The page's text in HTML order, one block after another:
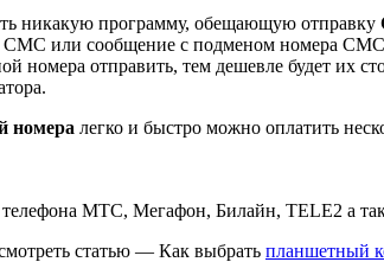
никакую программу, обещающую отправку
или сообщение с подменом номера СМС
номера отправить, тем дешевле будет их
номера легко и быстро можно оплатить
телефона МТС, Мегафон, Билайн, TELE2 а
статью — Как выбрать планшетный